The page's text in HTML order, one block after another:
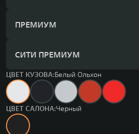
ПРЕМИУМ
СИТИ ПРЕМИУМ
ЦВЕТ КУЗОВА:Белый Ольхон
ЦВЕТ САЛОНА:Черный